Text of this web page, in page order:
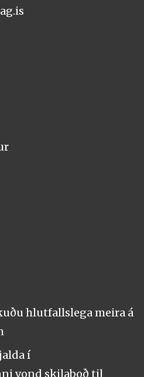
hlutfallslega meira á
í
vond skilaboð til